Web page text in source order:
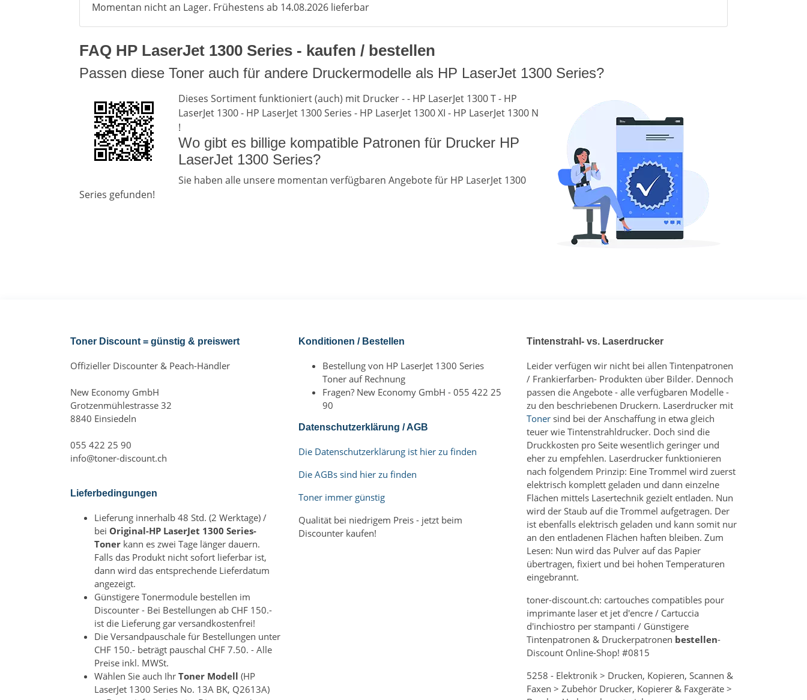
Momentan nicht an Lager. Frühestens ab 14.08.2026 lieferbar
FAQ HP LaserJet 1300 Series - kaufen / bestellen
Passen diese Toner auch für andere Druckermodelle als HP LaserJet 1300 Series?
Dieses Sortiment funktioniert (auch) mit Drucker - - HP LaserJet 1300 T - HP
LaserJet 1300 - HP LaserJet 1300 Series - HP LaserJet 1300 XI - HP LaserJet 1300 N
!
Wo gibt es billige kompatible Patronen für Drucker HP
LaserJet 1300 Series?
Sie haben alle unsere momentan verfügbaren Angebote für HP LaserJet 1300
Series gefunden!
Toner Discount = günstig & preiswert
Offizieller Discounter & Peach-Händler
New Economy GmbH
Grotzenmühlestrasse 32
8840 Einsiedeln
055 422 25 90
info@toner-discount.ch
Lieferbedingungen
Lieferung innerhalb 48 Std. (2 Werktage) /
bei Original-HP LaserJet 1300 Series-
Toner kann es zwei Tage länger dauern.
Falls das Produkt nicht sofort lieferbar ist,
dann wird das entsprechende Lieferdatum
angezeigt.
Günstigere Tonermodule bestellen im
Discounter - Bei Bestellungen ab CHF 150.-
ist die Lieferung gar versandkostenfrei!
Die Versandpauschale für Bestellungen unter
CHF 150.- beträgt pauschal CHF 7.50. - Alle
Preise inkl. MWSt.
Wählen Sie auch Ihr Toner Modell (HP
LaserJet 1300 Series No. 13A BK, Q2613A)
Konditionen / Bestellen
Bestellung von HP LaserJet 1300 Series
Toner auf Rechnung
Fragen? New Economy GmbH - 055 422 25
90
Datenschutzerklärung / AGB
Die Datenschutzerklärung ist hier zu finden
Die AGBs sind hier zu finden
Toner immer günstig
Qualität bei niedrigem Preis - jetzt beim
Discounter kaufen!
Tintenstrahl- vs. Laserdrucker
Leider verfügen wir nicht bei allen Tintenpatronen
/ Frankierfarben- Produkten über Bilder. Dennoch
passen die Angebote - alle verfügbaren Modelle -
zu den beschriebenen Druckern. Laserdrucker mit
Toner sind bei der Anschaffung in etwa gleich
teuer wie Tintenstrahldrucker. Doch sind die
Druckkosten pro Seite wesentlich geringer und
eher zu empfehlen. Laserdrucker funktionieren
nach folgendem Prinzip: Eine Trommel wird zuerst
elektrisch komplett geladen und dann einzelne
Flächen mittels Lasertechnik gezielt entladen. Nun
wird der Staub auf die Trommel aufgetragen. Der
ist ebenfalls elektrisch geladen und kann somit nur
an den entladenen Flächen haften bleiben. Zum
Lesen: Nun wird das Pulver auf das Papier
übertragen, fixiert und bei hohen Temperaturen
eingebrannt.
toner-discount.ch: cartouches compatibles pour
imprimante laser et jet d'encre / Cartuccia
d'inchiostro per stampanti / Günstigere
Tintenpatronen & Druckerpatronen bestellen-
Discount Online-Shop! #0815
5258 - Elektronik > Drucken, Kopieren, Scannen &
Faxen > Zubehör Drucker, Kopierer & Faxgeräte >